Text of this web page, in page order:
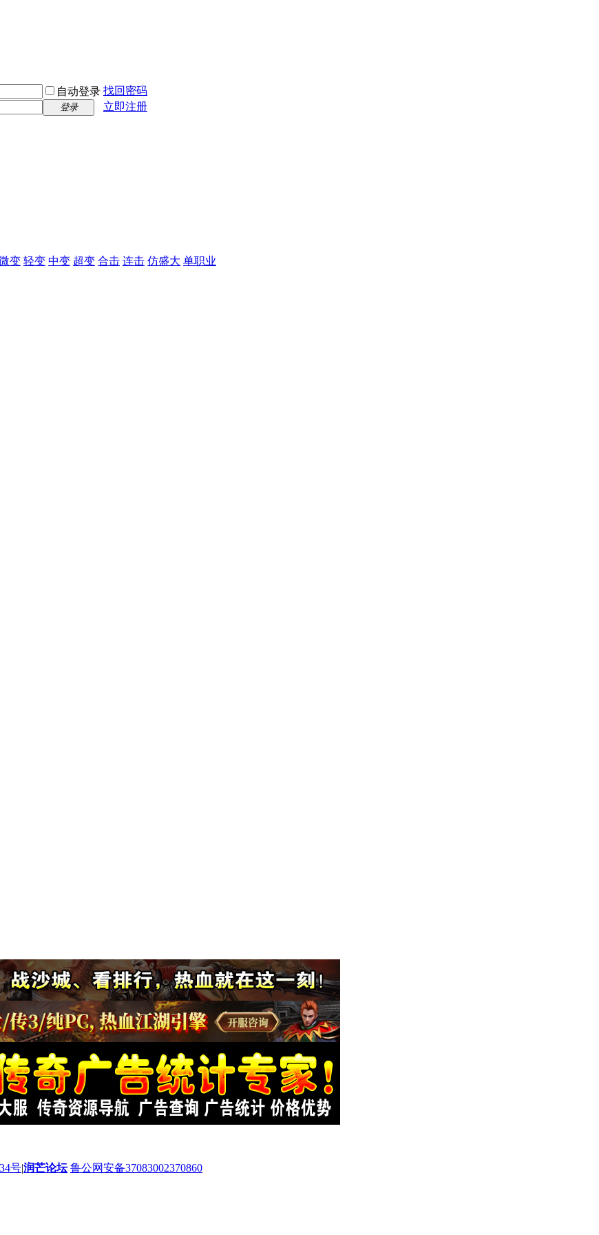
自动登录 找回密码
登录
立即注册
变 轻变 中变 超变 合击 连击 仿盛大 单职业
号|润芒论坛 鲁公网安备37083002370860